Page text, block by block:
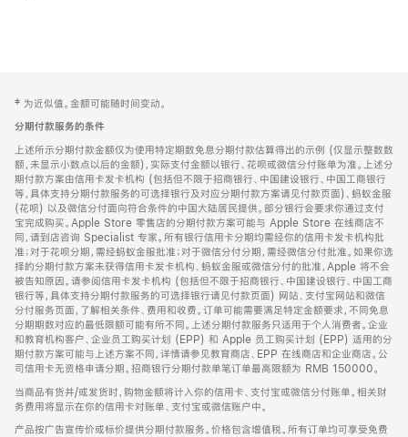
页
页
脚
注
‡ 为近似值。金额可能随时间变动。
分期付款服务的条件
上述所示分期付款金额仅为使用特定期数免息分期付款估算得出的示例 (仅显示整数数
额，未显示小数点以后的金额)，实际支付金额以银行、花呗或微信分付账单为准。上述分
期付款方案由信用卡发卡机构 (包括但不限于招商银行、中国建设银行、中国工商银行
等，具体支持分期付款服务的可选择银行及对应分期付款方案请见付款页面)、蚂蚁金服
(花呗) 以及微信分付面向符合条件的中国大陆居民提供。部分银行会要求你通过支付
宝完成购买。Apple Store 零售店的分期付款方案可能与 Apple Store 在线商店不
同，请到店咨询 Specialist 专家。所有银行信用卡分期均需经你的信用卡发卡机构批
准；对于花呗分期，需经蚂蚁金服批准；对于微信分付分期，需经微信分付批准。如果你选
择的分期付款方案未获得信用卡发卡机构、蚂蚁金服或微信分付的批准，Apple 将不会
被告知原因。请参阅信用卡发卡机构 (包括但不限于招商银行、中国建设银行、中国工商
银行等，具体支持分期付款服务的可选择银行请见付款页面) 网站、支付宝网站和微信
分付服务页面，了解相关条件、费用和收费。订单可能需要满足特定金额要求，不同免息
分期期数对应的最低限额可能有所不同。上述分期付款服务只适用于个人消费者。企业
和教育机构客户、企业员工购买计划 (EPP) 和 Apple 员工购买计划 (EPP) 适用的分
期付款方案可能与上述方案不同，详情请参见教育商店、EPP 在线商店和企业商店。公
司信用卡无资格申请分期。招商银行分期付款单笔订单最高限额为 RMB 150000。
当商品有货并/或发货时，购物金额将计入你的信用卡、支付宝或微信分付账单。相关财
务费用将显示在你的信用卡对账单、支付宝或微信账户中。
产品按广告宣传价或标价提供分期付款服务。价格包含增值税。所有订单均可享受免费